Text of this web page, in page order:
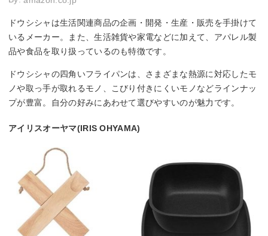
ドウシシャは生活関連商品の企画・開発・生産・販売を手掛けて
いるメーカー。また、生活雑貨や家電などに加えて、アパレル製
品や食品を取り扱っているのも特徴です。
ドウシシャの四角いフライパンは、さまざまな熱源に対応したモ
ノや取っ手が取れるモノ、こびり付きにくいモノなどラインナッ
プが豊富。自分の好みにあわせて選びやすいのが魅力です。
アイリスオーヤマ(IRIS OHYAMA)